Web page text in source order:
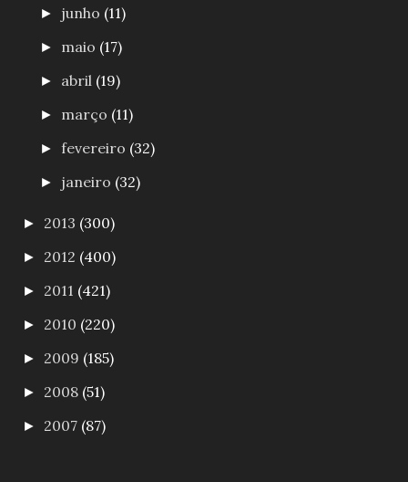
► junho (11)
► maio (17)
► abril (19)
► março (11)
►fevereiro (32)
► janeiro (32)
► 2013 (300)
► 2012 (400)
► 2011 (421)
► 2010 (220)
► 2009 (185)
► 2008 (51)
► 2007 (87)